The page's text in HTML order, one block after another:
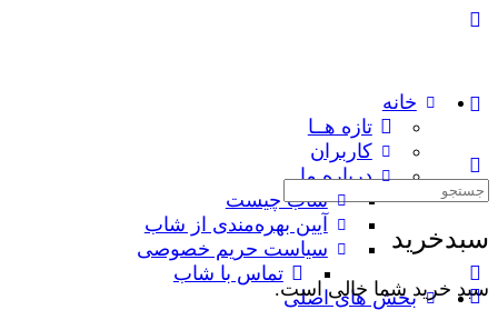
خانه
تازه هــا
کاربران
درباره ما
شاب چیست
آیین بهره‌مندی از شاب
سیاست حریم خصوصی
تماس با شاب
بخش های اصلی
سبدخرید
سبد خرید شما خالی است.
جستجوی: